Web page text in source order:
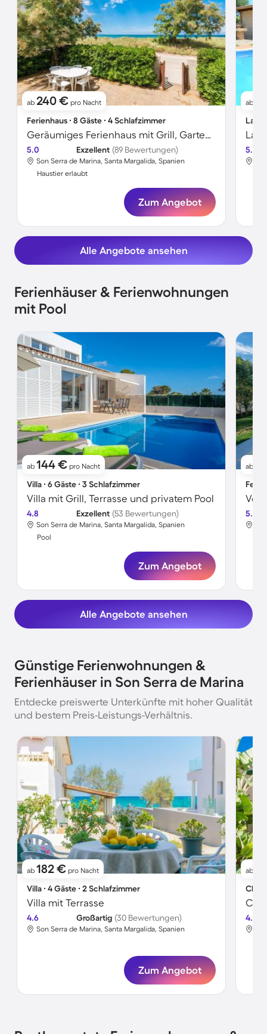
ab 240 € pro Nacht
Ferienhaus ∙ 8 Gäste ∙ 4 Schlafzimmer
Geräumiges Ferienhaus mit Grill, Garten und Terrasse | Neben dem Strand | Haustierfreundlich
5.0 Exzellent (89 Bewertungen)
Son Serra de Marina, Santa Margalida, Spanien
Haustier erlaubt
Zum Angebot
ab
5.0
Alle Angebote ansehen
Ferienhäuser & Ferienwohnungen
mit Pool
ab 144 € pro Nacht
Villa ∙ 6 Gäste ∙ 3 Schlafzimmer
Villa mit Grill, Terrasse und privatem Pool
4.8 Exzellent (53 Bewertungen)
Son Serra de Marina, Santa Margalida, Spanien
Pool
Zum Angebot
ab
5.0
Alle Angebote ansehen
Günstige Ferienwohnungen &
Ferienhäuser in Son Serra de Marina
Entdecke preiswerte Unterkünfte mit hoher Qualität
und bestem Preis-Leistungs-Verhältnis.
ab 182 € pro Nacht
Villa ∙ 4 Gäste ∙ 2 Schlafzimmer
Villa mit Terrasse
4.6 Großartig (30 Bewertungen)
Son Serra de Marina, Santa Margalida, Spanien
Zum Angebot
ab
4.8